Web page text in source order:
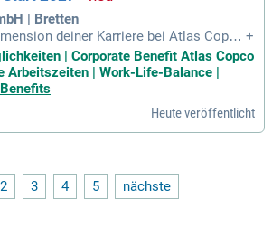
| Bretten
deiner Karriere bei Atlas Copc
mit über 50.000 M
Werde Teil eines vielfältigen, internat
über dich hinaus. Unsere Divisio
Fügetechnologien. Mit Schw
Stanzniettechnik sowie visueller Qu
zusammen. Schließe dich un
Zukunft der Produktion mit Nachhaltig
+
| Corporate Benefit Atlas Copco
Arbeitszeiten | Work-Life-Balance |
Heute veröffentlicht
2 3 4 5 nächste